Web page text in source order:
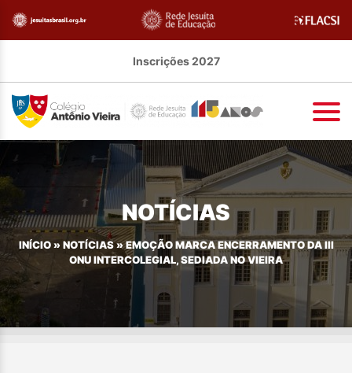
Inscrições 2027
NOTÍCIAS
INÍCIO» NOTÍCIAS»EMOÇÃO MARCA ENCERRAMENTO DA III
ONU INTERCOLEGIAL, SEDIADA NO VIEIRA